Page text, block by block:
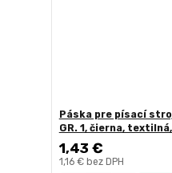
Páska pre písací
GR. 1, čierna, textilná,
1,43 €
1,16 € bez DPH